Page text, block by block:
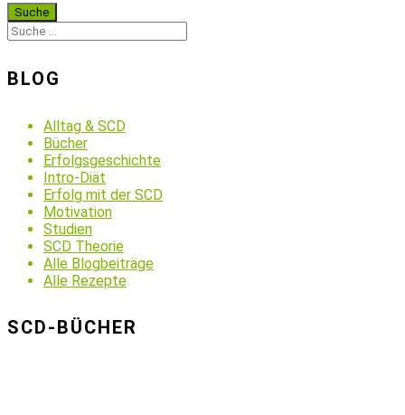
BLOG
Alltag & SCD
Bücher
Erfolgsgeschichte
Intro-Diät
Erfolg mit der SCD
Motivation
Studien
SCD Theorie
Alle Blogbeiträge
Alle Rezepte
SCD-BÜCHER